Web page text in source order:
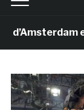
et